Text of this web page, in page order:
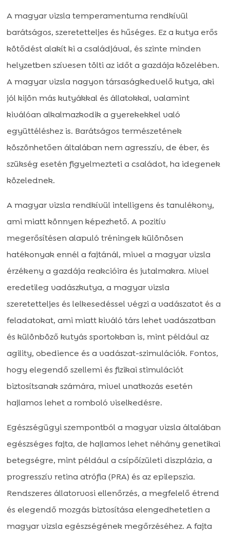
A magyar vizsla temperamentuma rendkívül
barátságos, szeretetteljes és hűséges. Ez a kutya erős
kötődést alakít ki a családjával, és szinte minden
helyzetben szívesen tölti az időt a gazdája közelében.
A magyar vizsla nagyon társaságkedvelő kutya, aki
jól kijön más kutyákkal és állatokkal, valamint
kiválóan alkalmazkodik a gyerekekkel való
együttéléshez is. Barátságos természetének
köszönhetően általában nem agresszív, de éber, és
szükség esetén figyelmezteti a családot, ha idegenek
közelednek.
A magyar vizsla rendkívül intelligens és tanulékony,
ami miatt könnyen képezhető. A pozitív
megerősítésen alapuló tréningek különösen
hatékonyak ennél a fajtánál, mivel a magyar vizsla
érzékeny a gazdája reakcióira és jutalmakra. Mivel
eredetileg vadászkutya, a magyar vizsla
szeretetteljes és lelkesedéssel végzi a vadászatot és a
feladatokat, ami miatt kiváló társ lehet vadászatban
és különböző kutyás sportokban is, mint például az
agility, obedience és a vadászat-szimulációk. Fontos,
hogy elegendő szellemi és fizikai stimulációt
biztosítsanak számára, mivel unatkozás esetén
hajlamos lehet a romboló viselkedésre.
Egészségügyi szempontból a magyar vizsla általában
egészséges fajta, de hajlamos lehet néhány genetikai
betegségre, mint például a csípőízületi diszplázia, a
progresszív retina atrófia (PRA) és az epilepszia.
Rendszeres állatorvosi ellenőrzés, a megfelelő étrend
és elegendő mozgás biztosítása elengedhetetlen a
magyar vizsla egészségének megőrzéséhez. A fajta